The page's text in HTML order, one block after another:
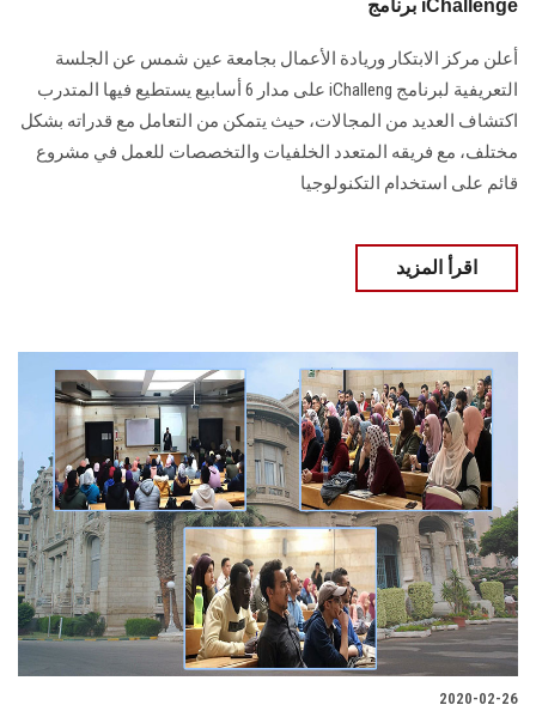
برنامج iChallenge
أعلن مركز الابتكار وريادة الأعمال بجامعة عين شمس عن الجلسة
التعريفية لبرنامج iChalleng على مدار 6 أسابيع يستطيع فيها المتدرب
اكتشاف العديد من المجالات، حيث يتمكن من التعامل مع قدراته بشكل
مختلف، مع فريقه المتعدد الخلفيات والتخصصات للعمل في مشروع
قائم على استخدام التكنولوجيا
اقرأ المزيد
2020-02-26